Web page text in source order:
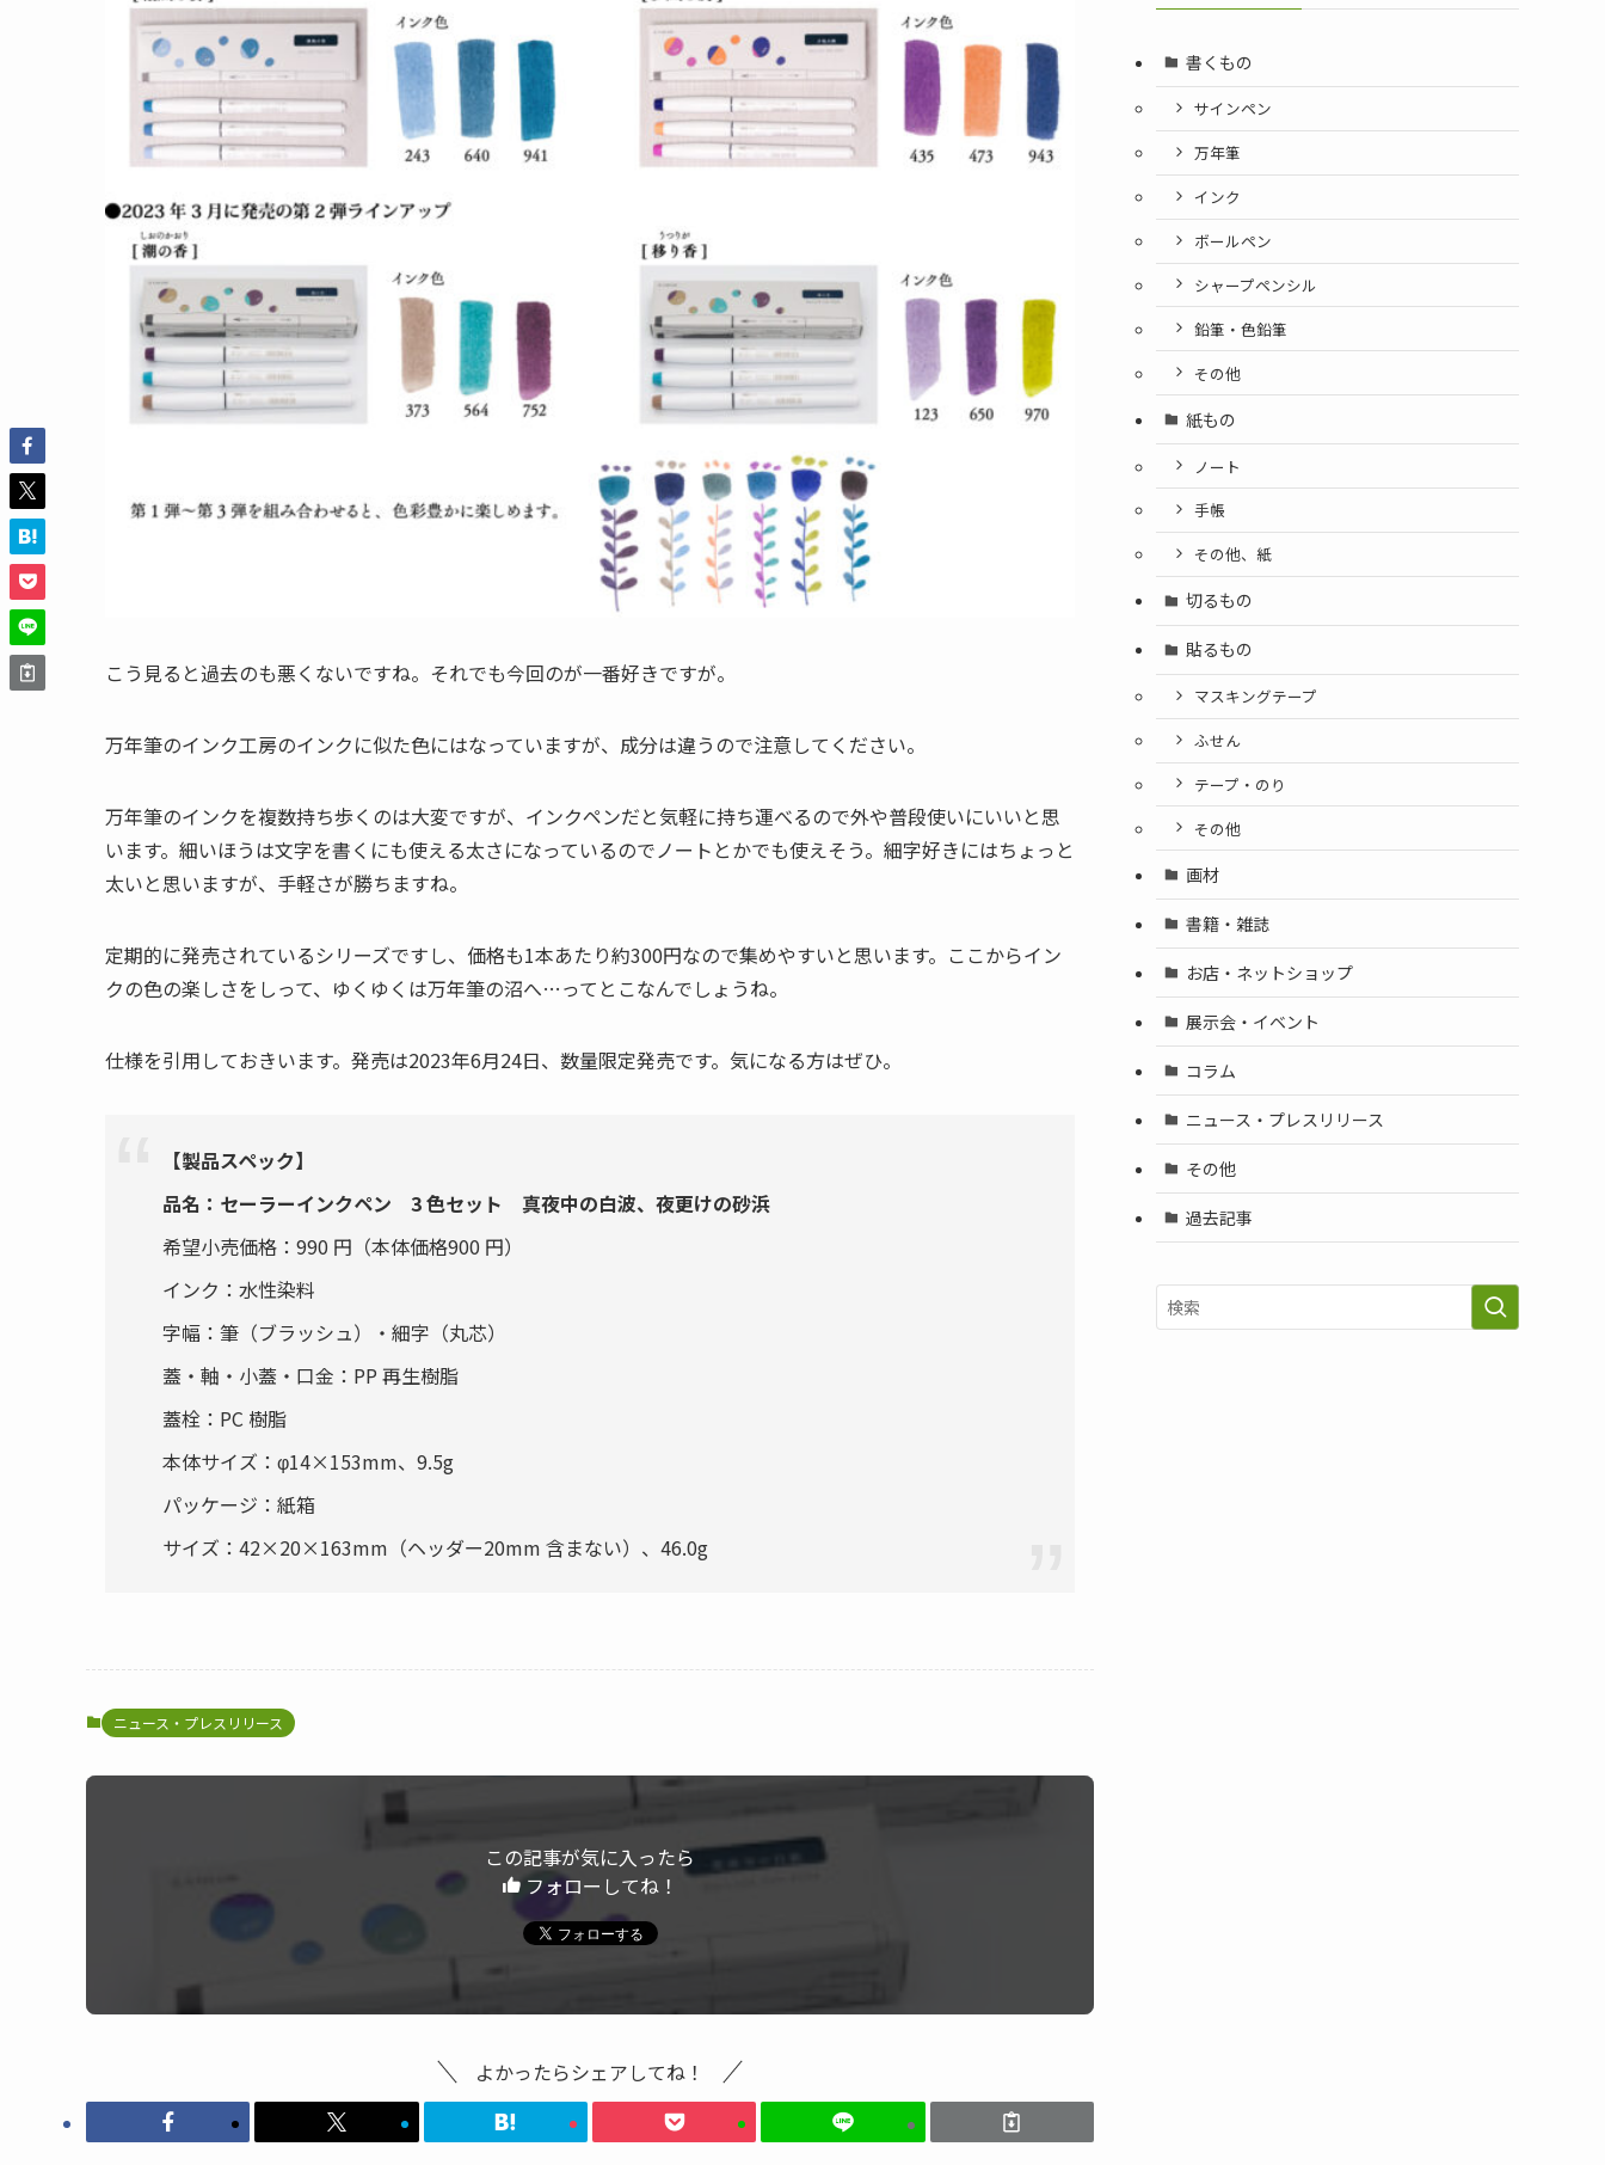
こう見ると過去のも悪くないですね。それでも今回のが一番好きですが。
万年筆のインク工房のインクに似た色にはなっていますが、成分は違うので注意してください。
万年筆のインクを複数持ち歩くのは大変ですが、インクペンだと気軽に持ち運べるので外や普段使いにいいと思
います。細いほうは文字を書くにも使える太さになっているのでノートとかでも使えそう。細字好きにはちょっと
太いと思いますが、手軽さが勝ちますね。
定期的に発売されているシリーズですし、価格も1本あたり約300円なので集めやすいと思います。ここからイン
クの色の楽しさをしって、ゆくゆくは万年筆の沼へ…ってとこなんでしょうね。
仕様を引用しておきいます。発売は2023年6月24日、数量限定発売です。気になる方はぜひ。
【製品スペック】
品名：セーラーインクペン 3 色セット 真夜中の白波、夜更けの砂浜
希望小売価格：990 円（本体価格900 円）
インク：水性染料
字幅：筆（ブラッシュ）・細字（丸芯）
蓋・軸・小蓋・口金：PP 再生樹脂
蓋栓：PC 樹脂
本体サイズ：φ14×153mm、9.5g
パッケージ：紙箱
サイズ：42×20×163mm（ヘッダー20mm 含まない）、46.0g
ニュース・プレスリリース
この記事が気に入ったら
フォローしてね！
よかったらシェアしてね！
書くもの
サインペン
万年筆
インク
ボールペン
シャープペンシル
鉛筆・色鉛筆
その他
紙もの
ノート
手帳
その他、紙
切るもの
貼るもの
マスキングテープ
ふせん
テープ・のり
その他
画材
書籍・雑誌
お店・ネットショップ
展示会・イベント
コラム
ニュース・プレスリリース
その他
過去記事